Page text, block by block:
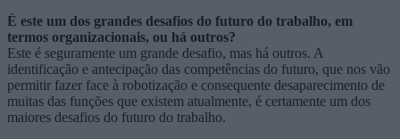
É este um dos grandes desafios do futuro do trabalho, em
termos organizacionais, ou há outros?
Este é seguramente um grande desafio, mas há outros. A
identificação e antecipação das competências do futuro, que nos vão
permitir fazer face à robotização e consequente desaparecimento de
muitas das funções que existem atualmente, é certamente um dos
maiores desafios do futuro do trabalho.